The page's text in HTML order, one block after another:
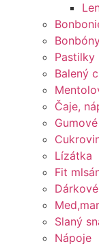
Pastilky
Balený
Čaje,
Lízátka
Fit
Slaný
Nápoje